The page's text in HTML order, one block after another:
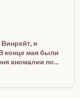
Винрейт, я
конце мая были
аномалии по
В июле думаю